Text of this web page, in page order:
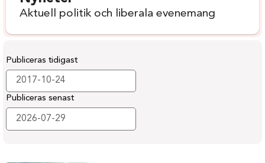
Aktuell politik och liberala evenemang
Publiceras tidigast
Publiceras senast